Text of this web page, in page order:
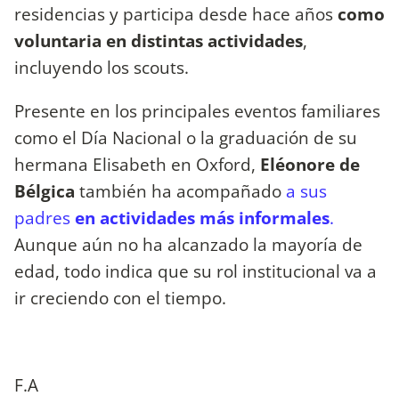
residencias y participa desde hace años como
voluntaria en distintas actividades,
incluyendo los scouts.
Presente en los principales eventos familiares
como el Día Nacional o la graduación de su
hermana Elisabeth en Oxford, Eléonore de
Bélgica también ha acompañado a sus
padres en actividades más informales.
Aunque aún no ha alcanzado la mayoría de
edad, todo indica que su rol institucional va a
ir creciendo con el tiempo.
F.A